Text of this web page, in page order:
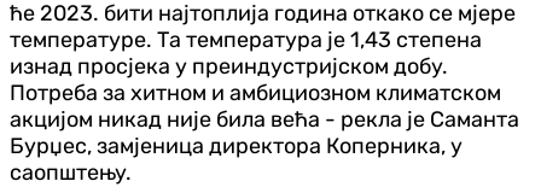
ће 2023. бити најтоплија година откако се мјере
температуре. Та температура је 1,43 степена
изнад просјека у преиндустријском добу.
Потреба за хитном и амбициозном климатском
акцијом никад није била већа - рекла је Саманта
Бурџес, замјеница директора Коперника, у
саопштењу.